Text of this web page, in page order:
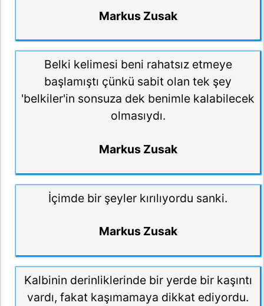
Markus Zusak
Belki kelimesi beni rahatsız etmeye
başlamıştı çünkü sabit olan tek şey
'belkiler'in sonsuza dek benimle kalabilecek
olmasıydı.
Markus Zusak
İçimde bir şeyler kırılıyordu sanki.
Markus Zusak
Kalbinin derinliklerinde bir yerde bir kaşıntı
vardı, fakat kaşımamaya dikkat ediyordu.